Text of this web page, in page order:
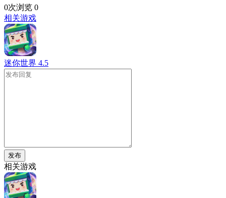
0次浏览 0
相关游戏
迷你世界 4.5
发布
相关游戏